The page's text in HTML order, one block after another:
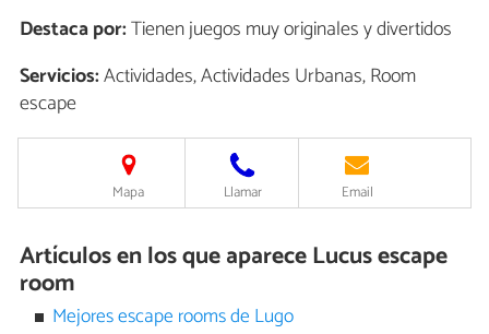
Destaca por:Tienen juegos muy originales y divertidos
Servicios:Actividades, Actividades Urbanas, Room
escape
Mapa Llamar Email
Artículos en los que aparece Lucus escape
room
Mejores escape rooms de Lugo